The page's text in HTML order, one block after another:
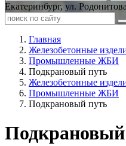
Екатеринбург, ул.
Главная
Железобетонные
Промышленные ЖБИ
Подкрановый путь
Железобетонные
Промышленные ЖБИ
Подкрановый путь